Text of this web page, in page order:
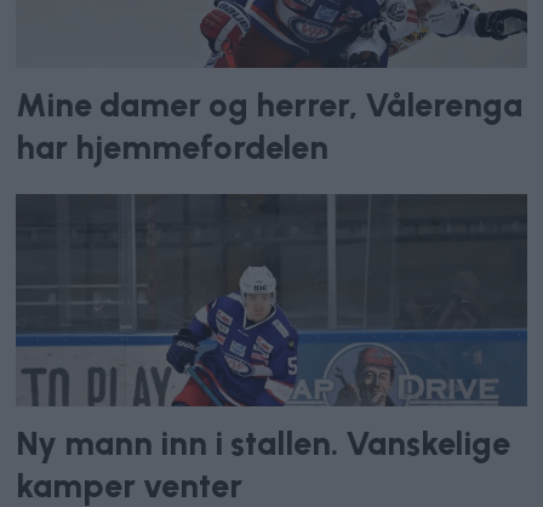
Mine damer og herrer, Vålerenga
har hjemmefordelen
Ny mann inn i stallen. Vanskelige
kamper venter